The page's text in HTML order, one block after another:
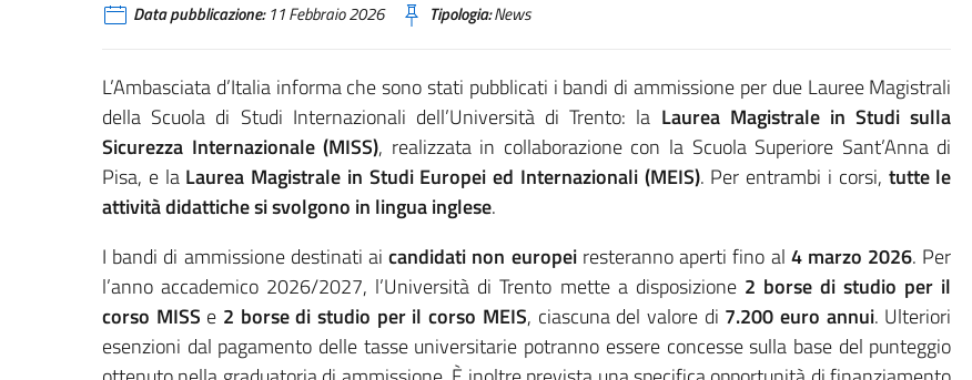
Data pubblicazione:11 Febbraio 2026 Tipologia:News
L’Ambasciata d’Italia informa che sono stati pubblicati i bandi di ammissione per due Lauree Magistrali
della Scuola di Studi Internazionali dell’Università di Trento: la Laurea Magistrale in Studi sulla
Sicurezza Internazionale (MISS), realizzata in collaborazione con la Scuola Superiore Sant’Anna di
Pisa, e la Laurea Magistrale in Studi Europei ed Internazionali (MEIS). Per entrambi i corsi, tutte le
attività didattiche si svolgono in lingua inglese.
I bandi di ammissione destinati aicandidati non europeiresteranno aperti fino al 4 marzo 2026. Per
l’anno accademico 2026/2027, l’Università di Trento mette a disposizione 2 borse di studio per il
corso MISS e 2 borse di studio per il corso MEIS, ciascuna del valore di 7.200 euro annui. Ulteriori
esenzioni dal pagamento delle tasse universitarie potranno essere concesse sulla base del punteggio